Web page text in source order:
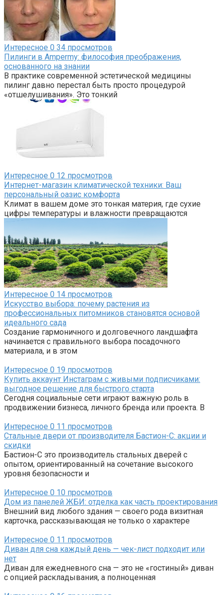
Интересное 0 34 просмотров
Пилинги в Ampermy: философия преображения,
основанного на знании
В практике современной эстетической медицины
пилинг давно перестал быть просто процедурой
«отшелушивания». Это тонкий
Интересное 0 12 просмотров
Интернет-магазин климатической техники: Ваш
персональный оазис комфорта
Климат в вашем доме это тонкая материя, где сухие
цифры температуры и влажности превращаются
Интересное 0 14 просмотров
Искусство выбора: почему растения из
профессиональных питомников становятся основой
идеального сада
Создание гармоничного и долговечного ландшафта
начинается с правильного выбора посадочного
материала, и в этом
Интересное 0 19 просмотров
Купить аккаунт Инстаграм с живыми подписчиками:
выгодное решение для быстрого старта
Сегодня социальные сети играют важную роль в
продвижении бизнеса, личного бренда или проекта. В
Интересное 0 11 просмотров
Стальные двери от производителя Бастион-С: акции и
скидки
Бастион-С это производитель стальных дверей с
опытом, ориентированный на сочетание высокого
уровня безопасности и
Интересное 0 10 просмотров
Дом из панелей ЖБИ: отделка как часть проектирования
Внешний вид любого здания — своего рода визитная
карточка, рассказывающая не только о характере
Интересное 0 11 просмотров
Диван для сна каждый день — чек-лист подходит или
нет
Диван для ежедневного сна — это не «гостиный» диван
с опцией раскладывания, а полноценная